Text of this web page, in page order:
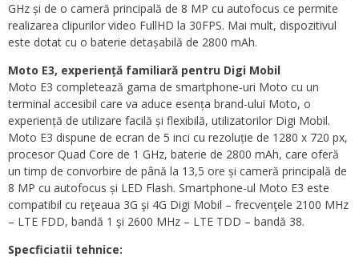
GHz și de o cameră principală de 8 MP cu autofocus ce permite
realizarea clipurilor video FullHD la 30FPS. Mai mult, dispozitivul
este dotat cu o baterie detașabilă de 2800 mAh.
Moto E3, experiență familiară pentru Digi Mobil
Moto E3 completează gama de smartphone-uri Moto cu un
terminal accesibil care va aduce esența brand-ului Moto, o
experiență de utilizare facilă și flexibilă, utilizatorilor Digi Mobil.
Moto E3 dispune de ecran de 5 inci cu rezoluție de 1280 x 720 px,
procesor Quad Core de 1 GHz, baterie de 2800 mAh, care oferă
un timp de convorbire de până la 13,5 ore și cameră principală de
8 MP cu autofocus și LED Flash. Smartphone-ul Moto E3 este
compatibil cu reţeaua 3G şi 4G Digi Mobil – frecvenţele 2100 MHz
– LTE FDD, bandă 1 şi 2600 MHz – LTE TDD – bandă 38.
Specficiatii tehnice: